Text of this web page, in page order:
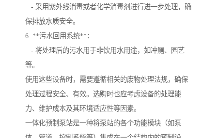
- 采用紫外线消毒或者化学消毒剂进行进一步处理，确
保排放水质安全。
6. **污水回用系统**：
- 将处理后的污水用于非饮用水用途，如冲厕、园艺
等。
使用这些设备时，需要遵循相关的废物处理法规，确保
处理过程安全、有效。选购时也应考虑设备的处理能
力、维护成本及其环境适应性等因素。
一体化预制泵站是一种将泵站的各个功能模块（如泵